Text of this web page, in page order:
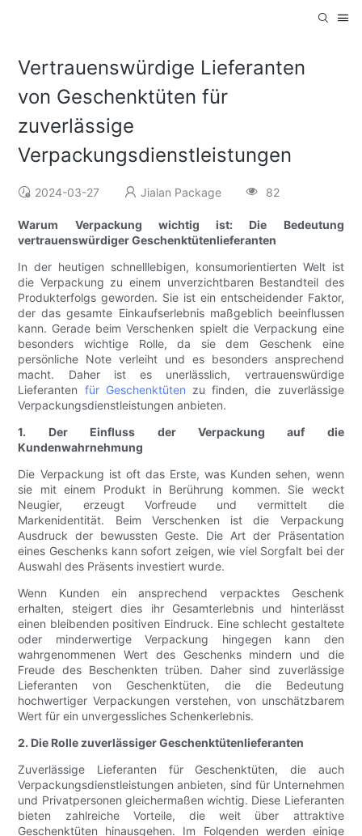
Vertrauenswürdige Lieferanten
von Geschenktüten für
zuverlässige
Verpackungsdienstleistungen
2024-03-27 Jialan Package 82
Warum Verpackung wichtig ist: Die Bedeutung
vertrauenswürdiger Geschenktütenlieferanten
In der heutigen schnelllebigen, konsumorientierten Welt ist
die Verpackung zu einem unverzichtbaren Bestandteil des
Produkterfolgs geworden. Sie ist ein entscheidender Faktor,
der das gesamte Einkaufserlebnis maßgeblich beeinflussen
kann. Gerade beim Verschenken spielt die Verpackung eine
besonders wichtige Rolle, da sie dem Geschenk eine
persönliche Note verleiht und es besonders ansprechend
macht. Daher ist es unerlässlich, vertrauenswürdige
Lieferanten für Geschenktüten zu finden, die zuverlässige
Verpackungsdienstleistungen anbieten.
1. Der Einfluss der Verpackung auf die
Kundenwahrnehmung
Die Verpackung ist oft das Erste, was Kunden sehen, wenn
sie mit einem Produkt in Berührung kommen. Sie weckt
Neugier, erzeugt Vorfreude und vermittelt die
Markenidentität. Beim Verschenken ist die Verpackung
Ausdruck der bewussten Geste. Die Art der Präsentation
eines Geschenks kann sofort zeigen, wie viel Sorgfalt bei der
Auswahl des Präsents investiert wurde.
Wenn Kunden ein ansprechend verpacktes Geschenk
erhalten, steigert dies ihr Gesamterlebnis und hinterlässt
einen bleibenden positiven Eindruck. Eine schlecht gestaltete
oder minderwertige Verpackung hingegen kann den
wahrgenommenen Wert des Geschenks mindern und die
Freude des Beschenkten trüben. Daher sind zuverlässige
Lieferanten von Geschenktüten, die die Bedeutung
hochwertiger Verpackungen verstehen, von unschätzbarem
Wert für ein unvergessliches Schenkerlebnis.
2. Die Rolle zuverlässiger Geschenktütenlieferanten
Zuverlässige Lieferanten für Geschenktüten, die auch
Verpackungsdienstleistungen anbieten, sind für Unternehmen
und Privatpersonen gleichermaßen wichtig. Diese Lieferanten
bieten zahlreiche Vorteile, die weit über attraktive
Geschenktüten hinausgehen. Im Folgenden werden einige